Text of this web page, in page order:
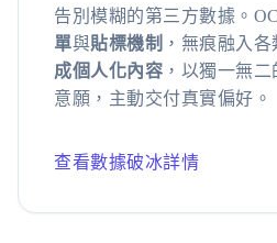
告別模糊的第三方數據。
單與貼標機制 ，無痕融入
成個人化內容 ，以獨一無
意願，主動交付真實偏好。
查看數據破冰詳情